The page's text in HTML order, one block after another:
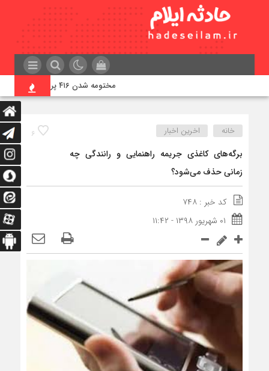
مختومه شدن ۴۱۶ پرونده در هیئت‌های صلح ایلام
۶ خانه اخرین اخبار
برگه‌های کاغذی جریمه راهنمایی و رانندگی چه
زمانی حذف می‌شود؟
کد خبر : ۷۴۸
۰۱ شهریور ۱۳۹۸ - ۱۱:۴۲